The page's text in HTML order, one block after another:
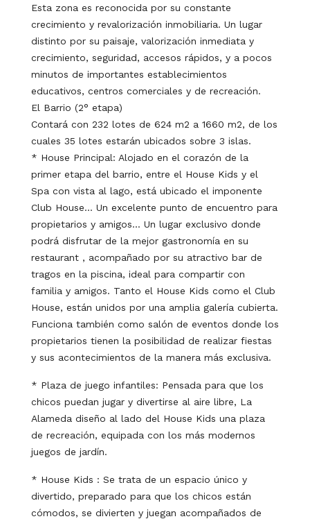
Esta zona es reconocida por su constante
crecimiento y revalorización inmobiliaria. Un lugar
distinto por su paisaje, valorización inmediata y
crecimiento, seguridad, accesos rápidos, y a pocos
minutos de importantes establecimientos
educativos, centros comerciales y de recreación.
El Barrio (2° etapa)
Contará con 232 lotes de 624 m2 a 1660 m2, de los
cuales 35 lotes estarán ubicados sobre 3 islas.
* House Principal: Alojado en el corazón de la
primer etapa del barrio, entre el House Kids y el
Spa con vista al lago, está ubicado el imponente
Club House… Un excelente punto de encuentro para
propietarios y amigos… Un lugar exclusivo donde
podrá disfrutar de la mejor gastronomía en su
restaurant , acompañado por su atractivo bar de
tragos en la piscina, ideal para compartir con
familia y amigos. Tanto el House Kids como el Club
House, están unidos por una amplia galería cubierta.
Funciona también como salón de eventos donde los
propietarios tienen la posibilidad de realizar fiestas
y sus acontecimientos de la manera más exclusiva.
* Plaza de juego infantiles: Pensada para que los
chicos puedan jugar y divertirse al aire libre, La
Alameda diseño al lado del House Kids una plaza
de recreación, equipada con los más modernos
juegos de jardín.
* House Kids : Se trata de un espacio único y
divertido, preparado para que los chicos están
cómodos, se divierten y juegan acompañados de